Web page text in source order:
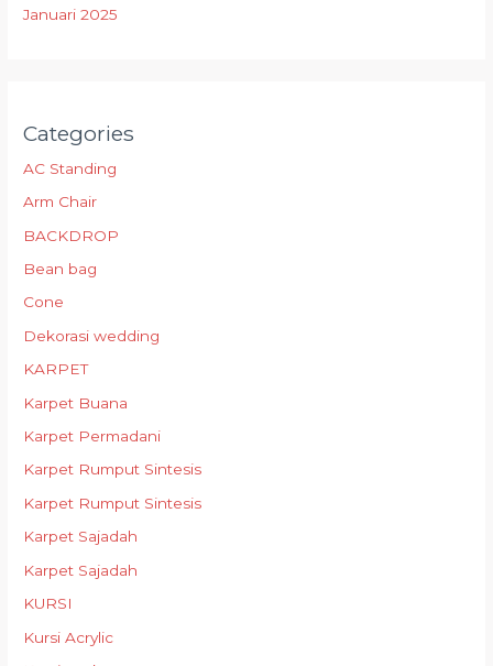
Januari 2025
Categories
AC Standing
Arm Chair
BACKDROP
Bean bag
Cone
Dekorasi wedding
KARPET
Karpet Buana
Karpet Permadani
Karpet Rumput Sintesis
Karpet Rumput Sintesis
Karpet Sajadah
Karpet Sajadah
KURSI
Kursi Acrylic